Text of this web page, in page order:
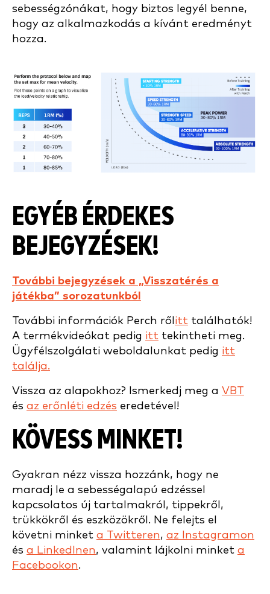
sebességzónákat, hogy biztos legyél benne,
hogy az alkalmazkodás a kívánt eredményt
hozza.
EGYÉB ÉRDEKES
BEJEGYZÉSEK!
További bejegyzések a „Visszatérés a
játékba” sorozatunkból
További információk Perch ről itt találhatók!
A termékvideókat pedig itt tekintheti meg.
Ügyfélszolgálati weboldalunkat pedig itt
találja.
Vissza az alapokhoz? Ismerkedj meg a VBT
és az erőnléti edzés eredetével!
KÖVESS MINKET!
Gyakran nézz vissza hozzánk, hogy ne
maradj le a sebességalapú edzéssel
kapcsolatos új tartalmakról, tippekről,
trükkökről és eszközökről. Ne felejts el
követni minket a Twitteren, az Instagramon
és a LinkedInen, valamint lájkolni minket a
Facebookon.